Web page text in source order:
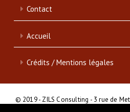
Contact
Accueil
Crédits / Mentions légales
© 2019 - ZILS Consulting - 3 rue de